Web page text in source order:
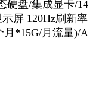
硬盘/集成显卡/14
屏 120Hz刷新率
月*15G/月流量)/A